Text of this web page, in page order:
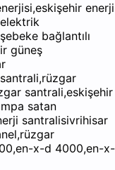
enerji
bağlantılı
güneş
santrali,eskişehir
satan
santralisivrihisar
x-d 4000,en-x-